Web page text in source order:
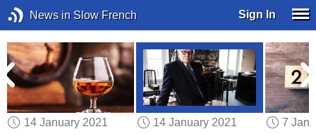
News in Slow French Sign In
14 January 2021
14 January 2021
7